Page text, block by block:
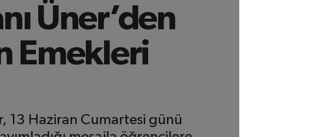
Üner’den
Emekleri
13 Haziran Cumartesi günü